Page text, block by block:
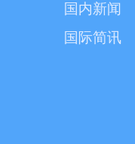
国内新闻
国际简讯